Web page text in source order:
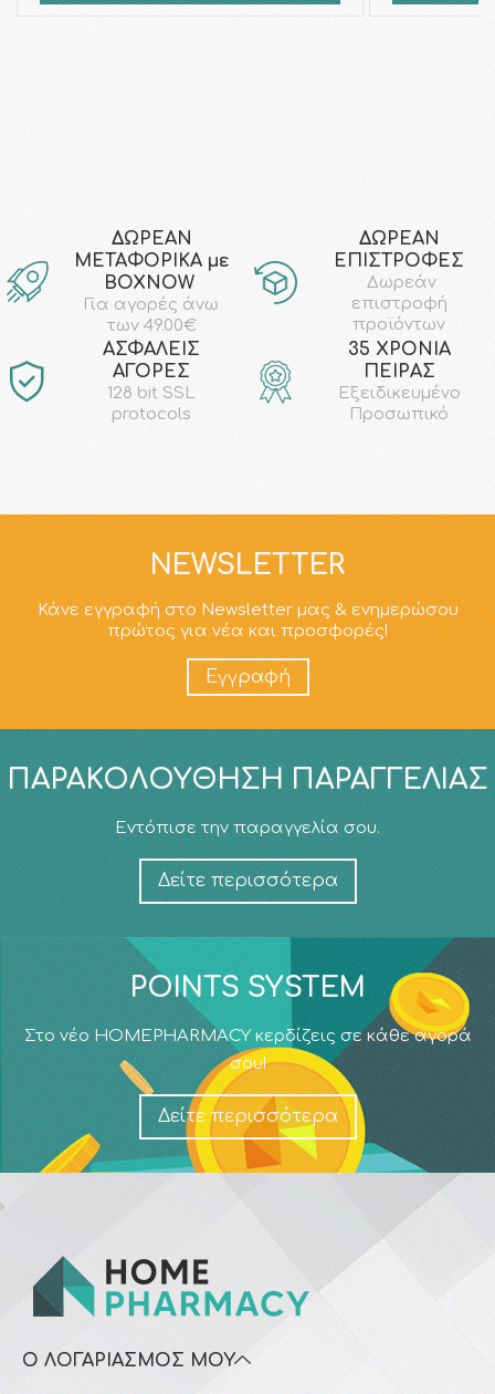
ΔΩΡΕΑΝ
ΜΕΤΑΦΟΡΙΚΑ με
ΒΟΧΝΟW
Για αγορές άνω
των 49.00€
ΔΩΡΕΑΝ
ΕΠΙΣΤΡΟΦΕΣ
Δωρεάν
επιστροφή
προϊόντων
AΣΦΑΛΕΙΣ
ΑΓΟΡΕΣ
128 bit SSL
protocols
35 ΧΡΟΝΙΑ
ΠΕΙΡΑΣ
Εξειδικευμένο
Προσωπικό
NEWSLETTER
Κάνε εγγραφή στο Newsletter μας & ενημερώσου
πρώτος για νέα και προσφορές!
Εγγραφή
ΠΑΡΑΚΟΛΟΎΘΗΣΗ ΠΑΡΑΓΓΕΛΊΑΣ
Εντόπισε την παραγγελία σου.
Δείτε περισσότερα
POINTS SYSTEM
Στο νέο HOMEPHARMACY κερδίζεις σε κάθε αγορά
σου!
Δείτε περισσότερα
Ο ΛΟΓΑΡΙΑΣΜΌΣ ΜΟΥ